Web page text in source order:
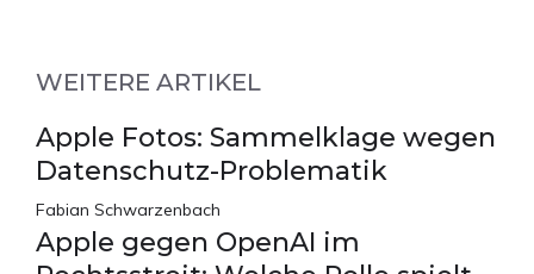
WEITERE ARTIKEL
Apple Fotos: Sammelklage wegen
Datenschutz-Problematik
Fabian Schwarzenbach
Apple gegen OpenAI im